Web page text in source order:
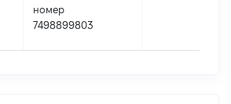
номер
7498899803